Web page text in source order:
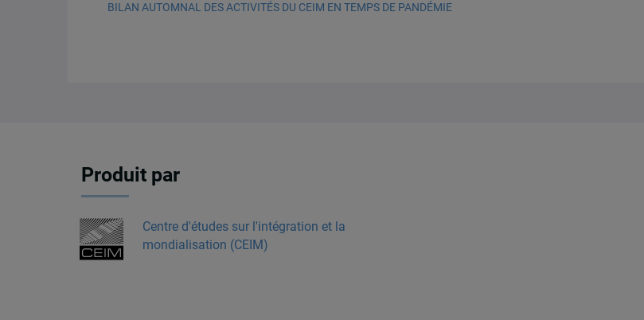
BILAN AUTOMNAL DES ACTIVITÉS DU CEIM EN TEMPS DE PANDÉMIE
Produit par
Centre d'études sur l'intégration et la
mondialisation (CEIM)